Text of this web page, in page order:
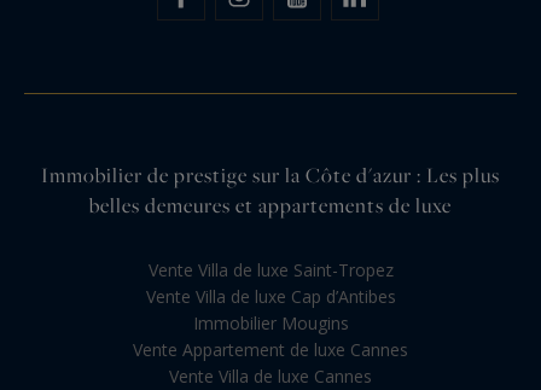
Immobilier de prestige sur la Côte d'azur : Les plus
belles demeures et appartements de luxe
Vente Villa de luxe Saint-Tropez
Vente Villa de luxe Cap d’Antibes
Immobilier Mougins
Vente Appartement de luxe Cannes
Vente Villa de luxe Cannes